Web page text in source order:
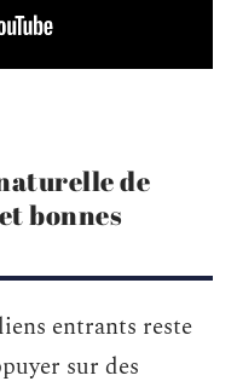
de
bonnes
entrants reste
sur des